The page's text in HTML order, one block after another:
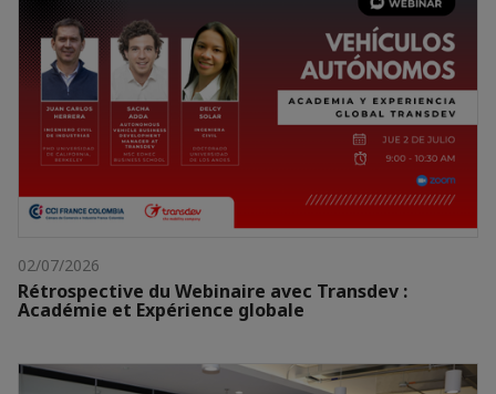
02/07/2026
Rétrospective du Webinaire avec Transdev :
Académie et Expérience globale